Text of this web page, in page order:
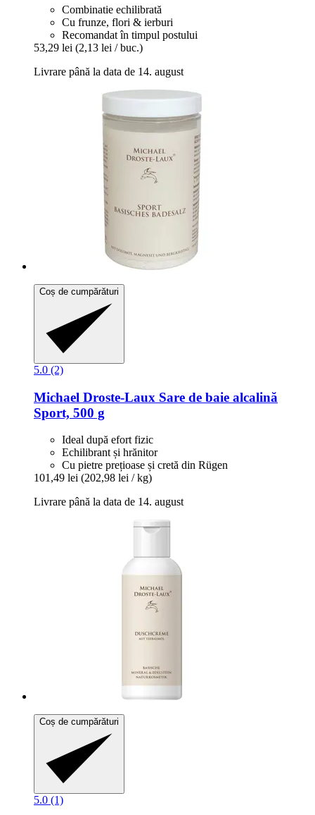
Combinatie echilibrată
Cu frunze, flori & ierburi
Recomandat în timpul postului
53,29 lei (2,13 lei / buc.)
Livrare până la data de 14. august
Coș de cumpărături
5.0 (2)
Michael Droste-Laux Sare de baie alcalină
Sport, 500 g
Ideal după efort fizic
Echilibrant și hrănitor
Cu pietre prețioase și cretă din Rügen
101,49 lei (202,98 lei / kg)
Livrare până la data de 14. august
Coș de cumpărături
5.0 (1)